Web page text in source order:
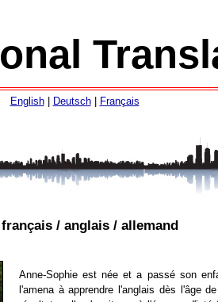
English| Deutsch| Français
/ anglais / allemand
Anne-Sophie est née et a passé son
l'amena à apprendre l'anglais dès l'âge